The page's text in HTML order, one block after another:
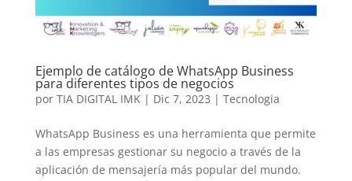
Ejemplo de catálogo de WhatsApp Business
para diferentes tipos de negocios
por TIA DIGITAL IMK| Dic 7, 2023 | Tecnologia
WhatsApp Business es una herramienta que permite
a las empresas gestionar su negocio a través de la
aplicación de mensajería más popular del mundo.